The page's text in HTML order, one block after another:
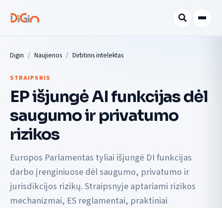
Digin Naujienos Dirbtinis intelektas
STRAIPSNIS
EP išjungė AI funkcijas dėl
saugumo ir privatumo
rizikos
Europos Parlamentas tyliai išjungė DI funkcijas
darbo įrenginiuose dėl saugumo, privatumo ir
jurisdikcijos rizikų. Straipsnyje aptariami rizikos
mechanizmai, ES reglamentai, praktiniai